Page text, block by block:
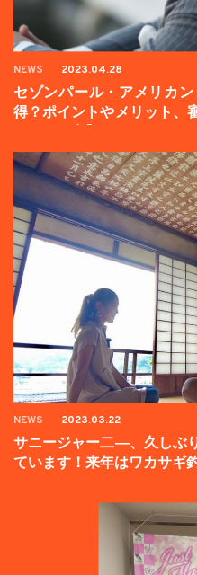
NEWS 2023.04.28
セゾンパール・アメリカ
得？ポイントやメリット、
NEWS 2023.03.22
サニージャー二―、久しぶ
ています！来年はワカサギ